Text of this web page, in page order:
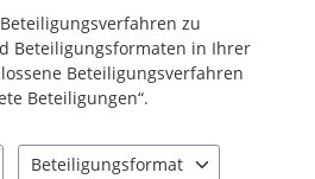
zu
Beteiligungsformaten in Ihrer
Beteiligungsverfahren
Beteiligungen“.
Beteiligungsformat